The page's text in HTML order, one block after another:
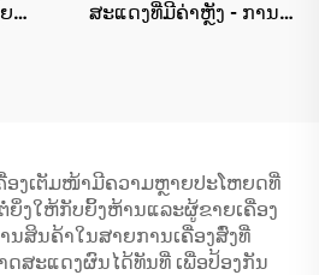
ສະແດງທີ່ມີຄ່າຫຼັງ - ການ
ອງເຕັມໜ້າມີຄວາມຫຼາຍປະໂຫຍດທີ່
ຍິ່ງໃຫ້ກັບຍິ້ງຫ້ານແລະຜູ້ຂາຍເຄື່ອງ
ນສິນຄ້າໃນສາຍການເຄື່ອງສົ່ງທີ່
ສະແດງຜົນໄດ້ທັນທີ່ ເພື່ອປ້ອງກັນ